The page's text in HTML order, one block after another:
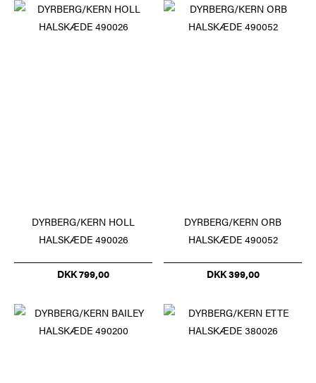
DYRBERG/KERN HOLL
HALSKÆDE 490026
DKK 799,00
DYRBERG/KERN ORB
HALSKÆDE 490052
DKK 399,00